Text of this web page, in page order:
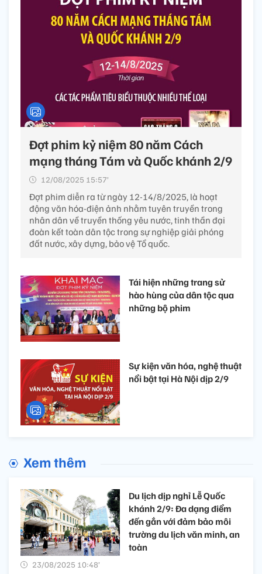
Đợt phim kỷ niệm 80 năm Cách
mạng tháng Tám và Quốc khánh 2/9
12/08/2025 15:57’
Đợt phim diễn ra từ ngày 12-14/8/2025, là hoạt
động văn hóa-điện ảnh nhằm tuyên truyền trong
nhân dân về truyền thống yêu nước, tinh thần đại
đoàn kết toàn dân tộc trong sự nghiệp giải phóng
đất nước, xây dựng, bảo vệ Tổ quốc.
Tái hiện những trang sử
hào hùng của dân tộc qua
những bộ phim
Sự kiện văn hóa, nghệ thuật
nổi bật tại Hà Nội dịp 2/9
Xem thêm
Du lịch dịp nghỉ Lễ Quốc
khánh 2/9: Đa dạng điểm
đến gắn với đảm bảo môi
trường du lịch văn minh, an
toàn
23/08/2025 10:48’